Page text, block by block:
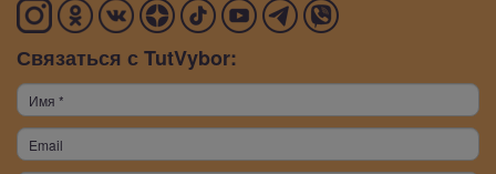
Связаться с TutVybor: